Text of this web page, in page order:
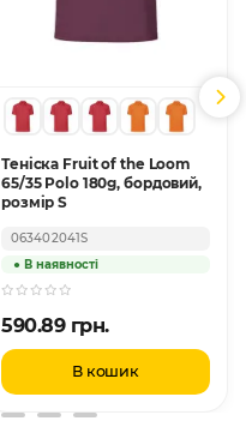
Теніска Fruit of the Loom
65/35 Polo 180g, бордовий,
розмір S
063402041S
590.89 грн.
В кошик